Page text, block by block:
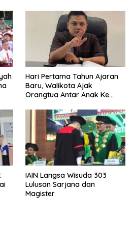
Hari Pertama Tahun Ajaran
Baru, Walikota Ajak
Orangtua Antar Anak Ke
IAIN Langsa Wisuda 303
Lulusan Sarjana dan
Magister